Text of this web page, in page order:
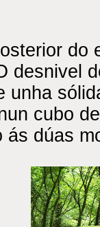
do
desnivel
unha
cubo
ás dúas